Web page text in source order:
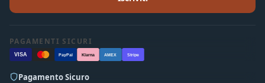
PAGAMENTI SICURI
VISA PayPal Klarna AMEX Stripe
Pagamento Sicuro